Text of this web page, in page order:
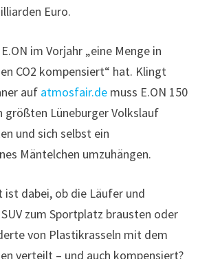
Euro.
im Vorjahr „eine Menge in
CO2 kompensiert“ hat. Klingt
auf atmosfair.demuss E.ON 150
größten Lüneburger Volkslauf
und sich selbst ein
Mäntelchen umzuhängen.
dabei, ob die Läufer und
zum Sportplatz brausten oder
von Plastikrasseln mit dem
verteilt – und auch kompensiert?